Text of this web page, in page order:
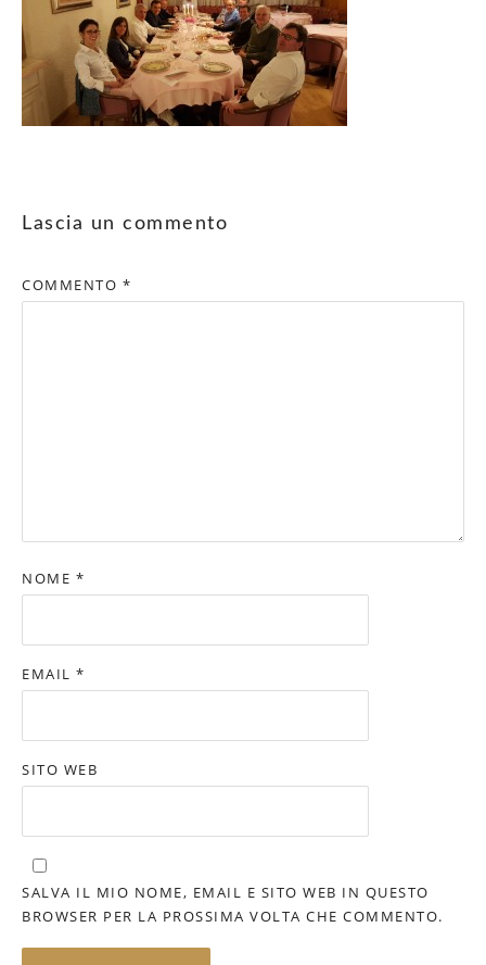
Lascia un commento
COMMENTO *
NOME *
EMAIL *
SITO WEB
SALVA IL MIO NOME, EMAIL E SITO WEB IN QUESTO
BROWSER PER LA PROSSIMA VOLTA CHE COMMENTO.